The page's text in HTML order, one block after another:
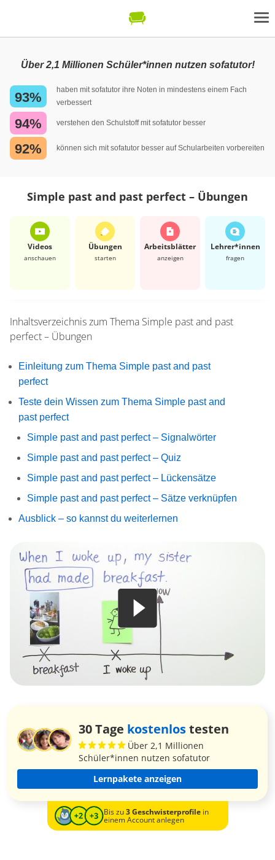
Über 2,1 Millionen Schüler*innen nutzen sofatutor!
93%
haben mit sofatutor ihre Noten in mindestens einem Fach
verbessert
94% verstehen den Schulstoff mit sofatutor besser
92% können sich mit sofatutor besser auf Schularbeiten vorbereiten
Simple past and past perfect – Übungen
Videos
anschauen
Übungen
starten
Arbeits­blätter
anzeigen
Lehrer*​innen
fragen
Inhaltsverzeichnis zum Thema Simple past and past
perfect – Übungen
Einleitung zum Thema Simple past and past
perfect
Teste dein Wissen zum Thema Simple past and
past perfect
Simple past and past perfect – Signalwörter
Simple past and past perfect – Quiz
Simple past and past perfect – Lückensätze
Simple past and past perfect – Sätze verknüpfen
Ausblick – so kannst du weiterlernen
30 Tage kostenlostesten
Über 2,1 Millionen
Schüler*innen nutzen sofatutor
Lernpakete anzeigen
Bis zu3 Geschwisterprofilein
einem Account anlegen